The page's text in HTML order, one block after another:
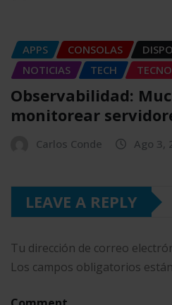
APPS CONSOLAS
NOTICIAS
TECH
Observabilidad:
monitorear
Carlos Conde Ago 3,
LEAVE A REPLY
Tu dirección de correo
Los campos obligatorios